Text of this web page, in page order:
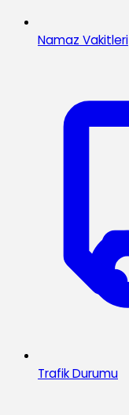
Namaz Vakitleri
Trafik Durumu